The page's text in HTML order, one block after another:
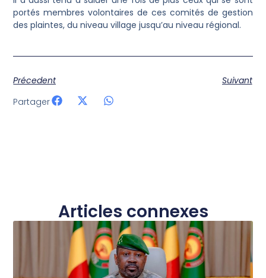
portés membres volontaires de ces comités de gestion
des plaintes, du niveau village jusqu’au niveau régional.
Précedent
Suivant
Partager
Articles connexes